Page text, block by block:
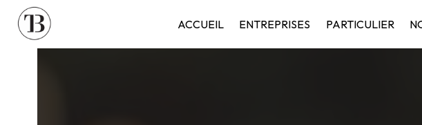
ACCUEIL ENTREPRISES PARTICULIER
Panneau de gestion des cookies